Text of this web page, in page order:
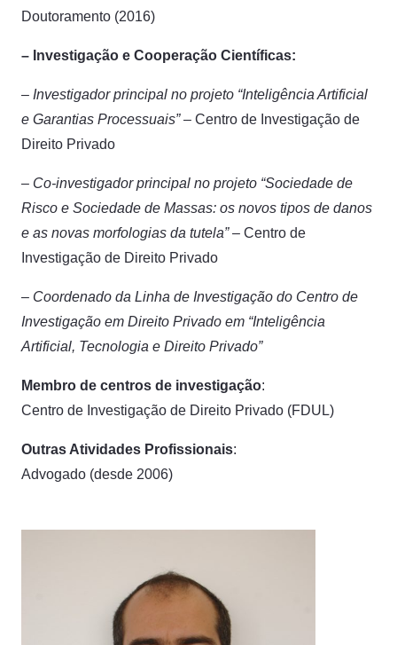
Doutoramento (2016)
– Investigação e Cooperação Científicas:
– Investigador principal no projeto “Inteligência Artificial
e Garantias Processuais” – Centro de Investigação de
Direito Privado
– Co-investigador principal no projeto “Sociedade de
Risco e Sociedade de Massas: os novos tipos de danos
e as novas morfologias da tutela” – Centro de
Investigação de Direito Privado
– Coordenado da Linha de Investigação do Centro de
Investigação em Direito Privado em “Inteligência
Artificial, Tecnologia e Direito Privado”
Membro de centros de investigação:
Centro de Investigação de Direito Privado (FDUL)​
Outras Atividades Profissionais:
Advogado (desde 2006)